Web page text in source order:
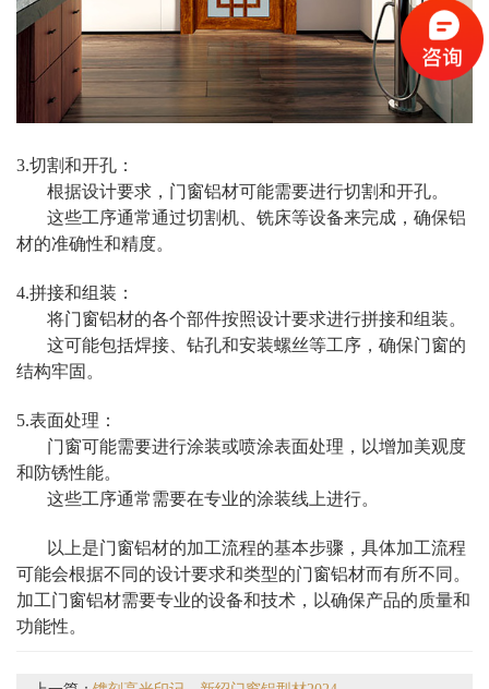
3.切割和开孔：
根据设计要求，门窗铝材可能需要进行切割和开孔。
这些工序通常通过切割机、铣床等设备来完成，确保铝
材的准确性和精度。
4.拼接和组装：
将门窗铝材的各个部件按照设计要求进行拼接和组装。
这可能包括焊接、钻孔和安装螺丝等工序，确保门窗的
结构牢固。
5.表面处理：
门窗可能需要进行涂装或喷涂表面处理，以增加美观度
和防锈性能。
这些工序通常需要在专业的涂装线上进行。
以上是门窗铝材的加工流程的基本步骤，具体加工流程
可能会根据不同的设计要求和类型的门窗铝材而有所不同。
加工门窗铝材需要专业的设备和技术，以确保产品的质量和
功能性。